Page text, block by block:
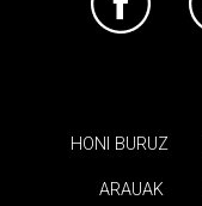
HONI BURUZ
ARAUAK